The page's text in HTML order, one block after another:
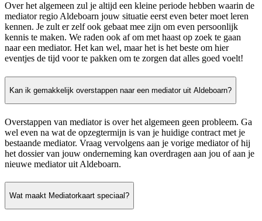
Over het algemeen zul je altijd een kleine periode hebben waarin de
mediator regio Aldeboarn jouw situatie eerst even beter moet leren
kennen. Je zult er zelf ook gebaat mee zijn om even persoonlijk
kennis te maken. We raden ook af om met haast op zoek te gaan
naar een mediator. Het kan wel, maar het is het beste om hier
eventjes de tijd voor te pakken om te zorgen dat alles goed voelt!
Kan ik gemakkelijk overstappen naar een mediator uit Aldeboarn?
Overstappen van mediator is over het algemeen geen probleem. Ga
wel even na wat de opzegtermijn is van je huidige contract met je
bestaande mediator. Vraag vervolgens aan je vorige mediator of hij
het dossier van jouw onderneming kan overdragen aan jou of aan je
nieuwe mediator uit Aldeboarn.
Wat maakt Mediatorkaart speciaal?